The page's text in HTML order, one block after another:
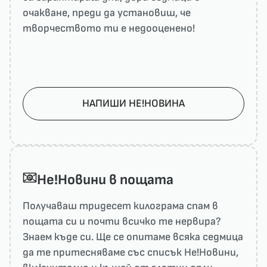
очакване, преди да установиш, че
творчеството ти е недооценено!
НАПИШИ НЕ!НОВИНА
He!Новини в пощата
Получаваш тридесет килограма спам в
пощата си и почти всичко те нервира?
Знаем къде си. Ще се опитаме всяка седмица
да те притесняваме със списък He!Новини,